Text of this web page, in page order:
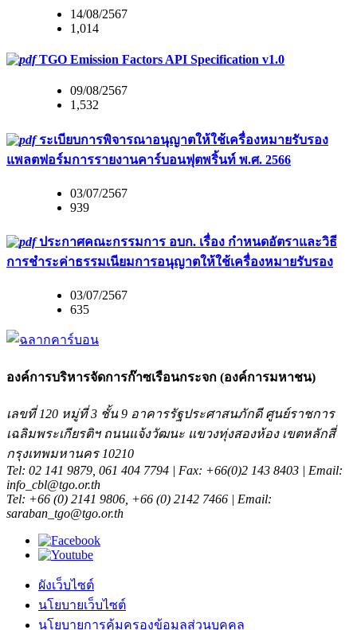
14/08/2567
1,014
TGO Emission Factors API Specification v1.0
09/08/2567
1,532
ระเบียบการพิจารณาอนุญาตให้ใช้เครื่องหมายรับรอง
แพลตฟอร์มการรายงานคาร์บอนฟุตพริ้นท์ พ.ศ. 2566
03/07/2567
939
ประกาศคณะกรรมการ อบก. เรื่อง กำหนดอัตราและวิธี
การชำระค่าธรรมเนียมการอนุญาตให้ใช้เครื่องหมายรับรอง
03/07/2567
635
องค์การบริหารจัดการก๊าซเรือนกระจก (องค์การมหาชน)
เลขที่ 120 หมู่ที่ 3 ชั้น 9 อาคารรัฐประศาสนภักดี ศูนย์ราชการ
เฉลิมพระเกียรติฯ ถนนแจ้งวัฒนะ แขวงทุ่งสองห้อง เขตหลักสี่
กรุงเทพมหานคร 10210
Tel: 02 141 9879, 061 404 7794 | Fax: +66(0)2 143 8403 | Email:
info_cbl@tgo.or.th
Tel: +66 (0) 2141 9806, +66 (0) 2142 7466 | Email:
saraban_tgo@tgo.or.th
ผังเว็บไซต์
นโยบายเว็บไซต์
นโยบายการคุ้มครองข้อมูลส่วนบุคคล